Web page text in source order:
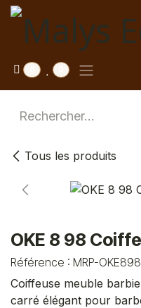
Se rendre au contenu
Tous les produits
OKE 8 98
Référence : MRP-OKE898
Coiffeuse meuble
carré élégant pour